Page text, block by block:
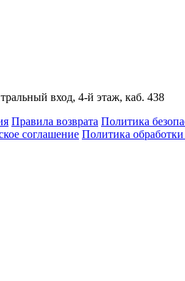
вход, 4-й этаж, каб. 438
Правила возврата Политика
соглашение Политика